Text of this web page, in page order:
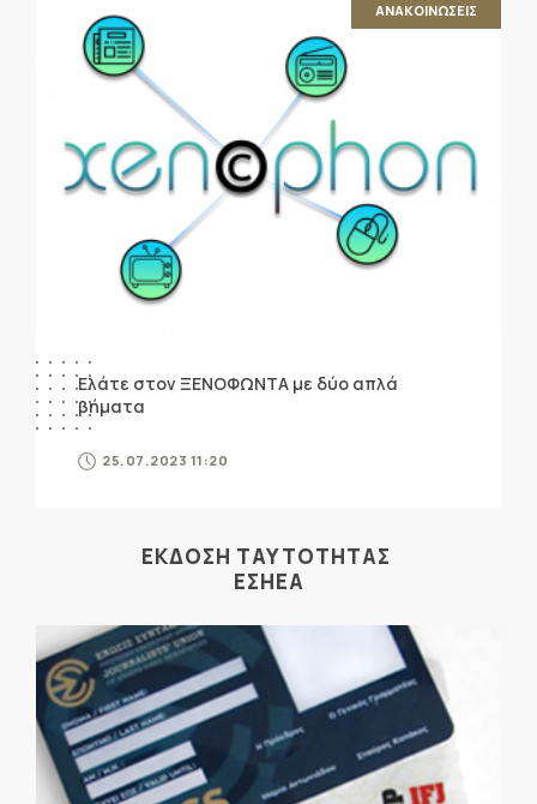
ΑΝΑΚΟΙΝΩΣΕΙΣ
Ελάτε στον ΞΕΝΟΦΩΝΤΑ με δύο απλά
βήματα
25.07.2023 11:20
ΕΚΔΟΣΗ ΤΑΥΤΟΤΗΤΑΣ
ΕΣΗΕΑ